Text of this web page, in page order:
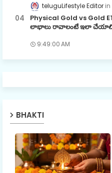
teluguLifestyle Editor
Physical Gold vs Gold
లాభాలు రావాలంటే ఇలా
9:49:00 AM
BHAKTI